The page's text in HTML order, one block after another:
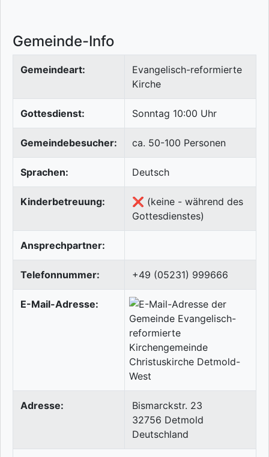
Gemeinde-Info
Gemeindeart:
Evangelisch-reformierte
Kirche
Gottesdienst: Sonntag 10:00 Uhr
Gemeindebesucher: ca. 50-100 Personen
Sprachen: Deutsch
Kinderbetreuung:
❌ (keine - während des
Gottesdienstes)
Ansprechpartner:
Telefonnummer: +49 (05231) 999666
E-Mail-Adresse:
Adresse:
Bismarckstr. 23
32756 Detmold
Deutschland